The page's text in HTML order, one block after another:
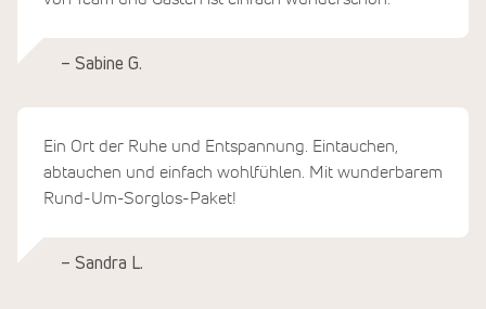
– Sabine G.
Ein Ort der Ruhe und Entspannung. Eintauchen,
abtauchen und einfach wohlfühlen. Mit wunderbarem
Rund-Um-Sorglos-Paket!
– Sandra L.